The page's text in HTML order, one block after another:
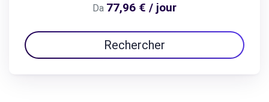
Da 77,96 € / jour
Rechercher